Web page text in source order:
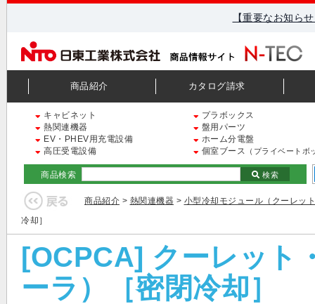
【重要なお知ら
商品紹介 カタログ請求
キャビネット
プラボックス
熱関連機器
盤用パーツ
EV・PHEV用充電設備
ホーム分電盤
高圧受電設備
個室ブース （プライベートボ
商品検索 検索
商品紹介 > 熱関連機器 > 小型冷却モジュール（クーレッ
冷却］
[OCPCA] クーレット
ーラ）［密閉冷却］